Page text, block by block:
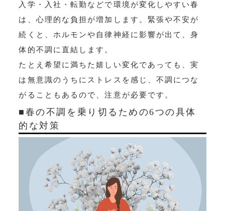
入学・入社・転勤などで環境が変化しやすい春
は、心理的な負担が増加します。緊張や不安が
続くと、ホルモンや自律神経に影響が出て、身
体的不調に直結します。
たとえ希望に満ちた嬉しい変化であっても、実
は無意識のうちにストレスを感じ、不調につな
がることもあるので、注意が必要です。
■春の不調を乗り切るための6つの具体
的な対策